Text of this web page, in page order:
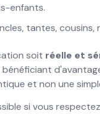
enfants.
tantes, cousins,
soit réelle et
et non une
si vous